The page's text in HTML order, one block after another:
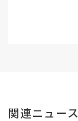
関連ニュース